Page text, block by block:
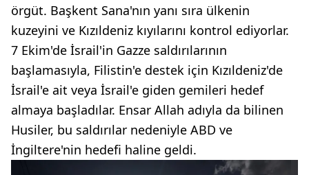
örgüt. Başkent Sana'nın yanı sıra ülkenin
kuzeyini ve Kızıldeniz kıyılarını kontrol ediyorlar.
7 Ekim'de İsrail'in Gazze saldırılarının
başlamasıyla, Filistin'e destek için Kızıldeniz'de
İsrail'e ait veya İsrail'e giden gemileri hedef
almaya başladılar. Ensar Allah adıyla da bilinen
Husiler, bu saldırılar nedeniyle ABD ve
İngiltere'nin hedefi haline geldi.